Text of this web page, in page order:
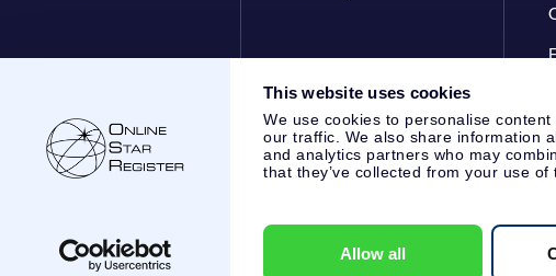
This website uses cookies
We use cookies to personalise
our traffic. We also share information
and analytics partners who may
that they’ve collected from your use of
Allow all
Klantenservice:help@osr.org KVK: 60333553, VAT: NL